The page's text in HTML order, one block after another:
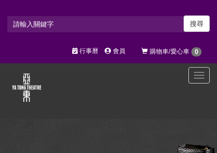
搜尋
購物車/愛心車 0
行事曆 會員
選